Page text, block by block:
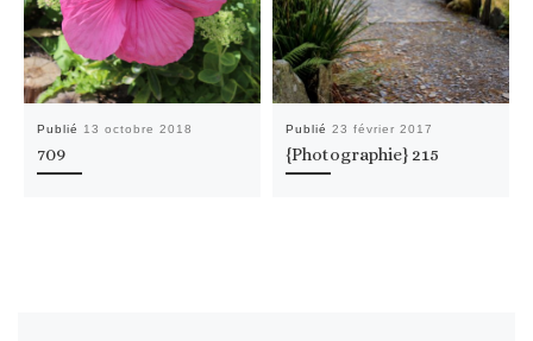
Publié 13 octobre 2018
709
Publié 23 février 2017
{Photographie} 215